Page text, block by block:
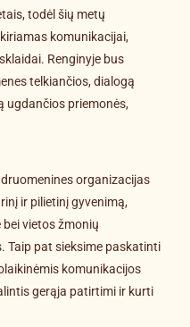
todėl šių metų
komunikacijai,
Renginyje bus
telkiančios, dialogą
ugdančios priemonės,
organizacijas
ir pilietinį gyvenimą,
vietos žmonių
Taip pat sieksime paskatinti
komunikacijos
gerąja patirtimi ir kurti